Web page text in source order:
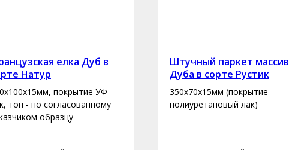
елка Дуб в
Натур
покрытие УФ-
тон - по согласованному
образцу
Штучный паркет массив
Дуба в сорте Рустик
350х70х15мм (покрытие
полиуретановый лак)